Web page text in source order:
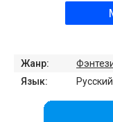
Жанр:
Язык:
Русский